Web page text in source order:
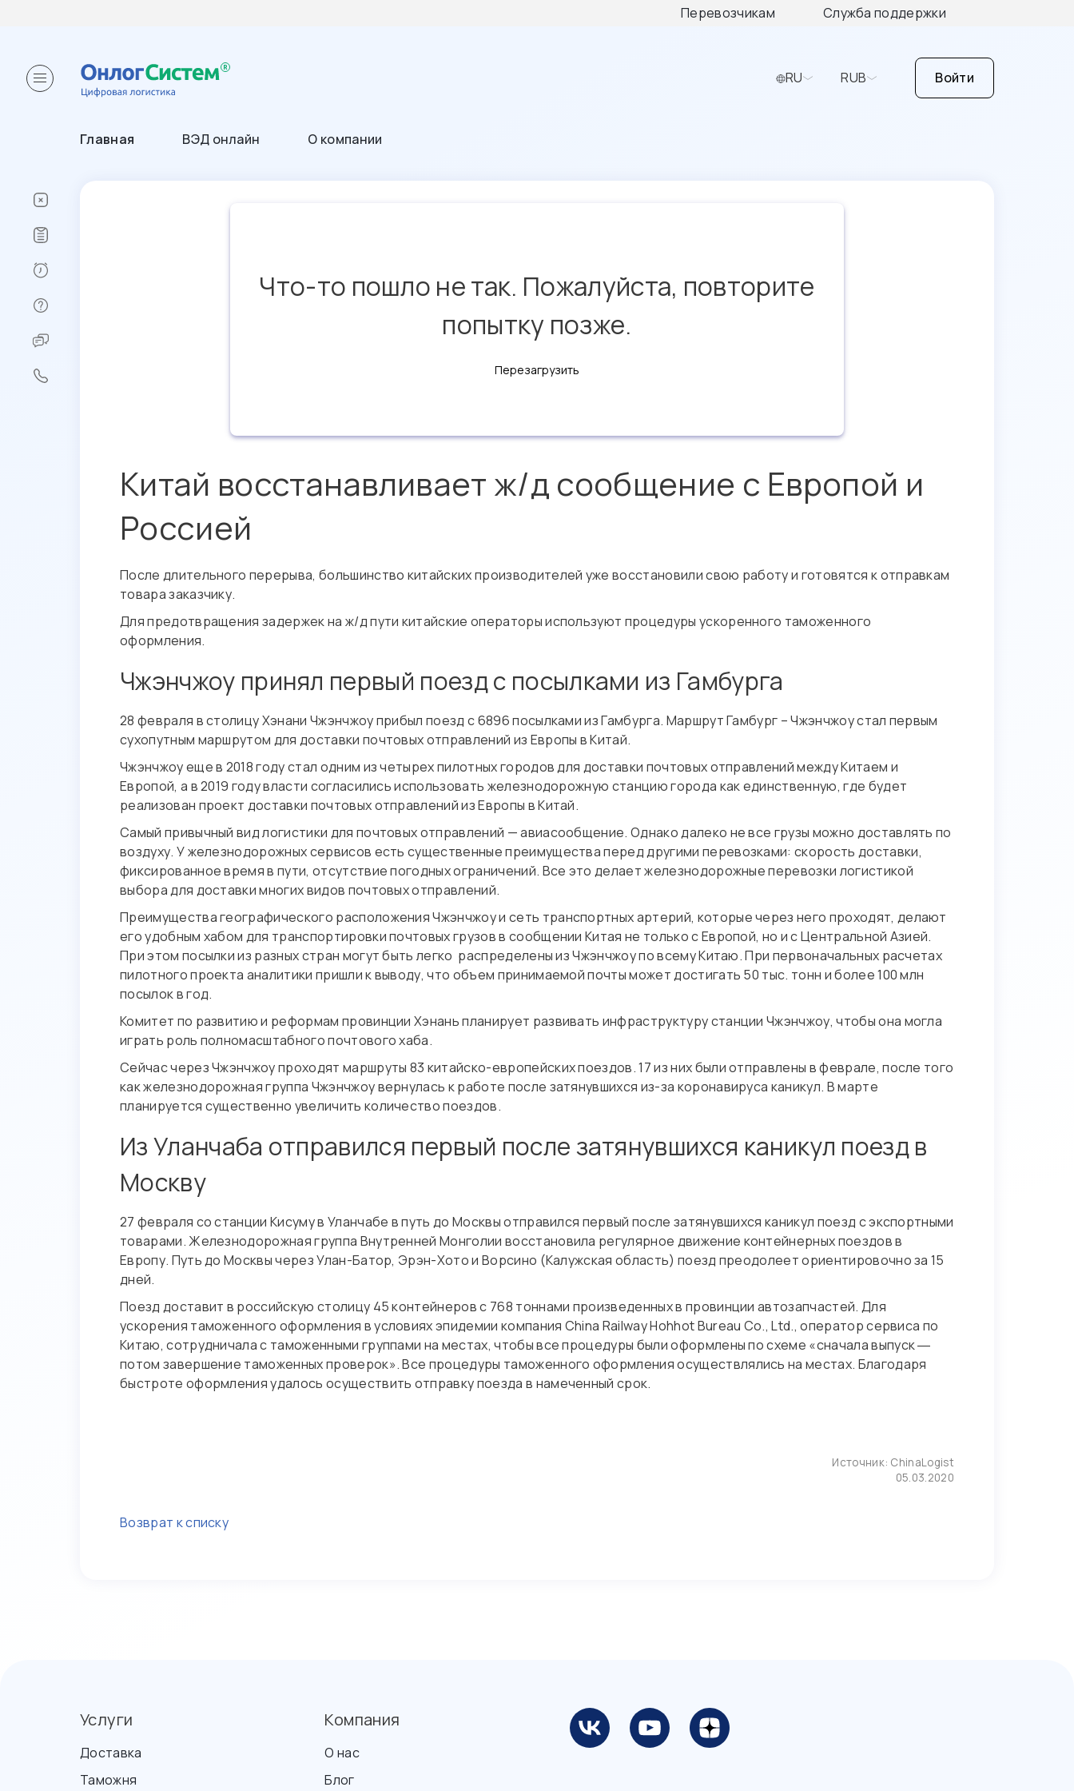
Перевозчикам Служба поддержки
RU RUB Войти
Главная ВЭД онлайн О компании
Что-то пошло не так. Пожалуйста, повторите
попытку позже.
Перезагрузить
Китай восстанавливает ж/д сообщение с Европой и
Россией
После длительного перерыва, большинство китайских производителей уже восстановили свою работу и готовятся к отправкам
товара заказчику.
Для предотвращения задержек на ж/д пути китайские операторы используют процедуры ускоренного таможенного
оформления.
Чжэнчжоу принял первый поезд с посылками из Гамбурга
28 февраля в столицу Хэнани Чжэнчжоу прибыл поезд с 6896 посылками из Гамбурга. Маршрут Гамбург – Чжэнчжоу стал первым
сухопутным маршрутом для доставки почтовых отправлений из Европы в Китай.
Чжэнчжоу еще в 2018 году стал одним из четырех пилотных городов для доставки почтовых отправлений между Китаем и
Европой, а в 2019 году власти согласились использовать железнодорожную станцию города как единственную, где будет
реализован проект доставки почтовых отправлений из Европы в Китай.
Самый привычный вид логистики для почтовых отправлений — авиасообщение. Однако далеко не все грузы можно доставлять по
воздуху. У железнодорожных сервисов есть существенные преимущества перед другими перевозками: скорость доставки,
фиксированное время в пути, отсутствие погодных ограничений. Все это делает железнодорожные перевозки логистикой
выбора для доставки многих видов почтовых отправлений.
Преимущества географического расположения Чжэнчжоу и сеть транспортных артерий, которые через него проходят, делают
его удобным хабом для транспортировки почтовых грузов в сообщении Китая не только с Европой, но и с Центральной Азией.
При этом посылки из разных стран могут быть легко распределены из Чжэнчжоу по всему Китаю. При первоначальных расчетах
пилотного проекта аналитики пришли к выводу, что объем принимаемой почты может достигать 50 тыс. тонн и более 100 млн
посылок в год.
Комитет по развитию и реформам провинции Хэнань планирует развивать инфраструктуру станции Чжэнчжоу, чтобы она могла
играть роль полномасштабного почтового хаба.
Сейчас через Чжэнчжоу проходят маршруты 83 китайско-европейских поездов. 17 из них были отправлены в феврале, после того
как железнодорожная группа Чжэнчжоу вернулась к работе после затянувшихся из-за коронавируса каникул. В марте
планируется существенно увеличить количество поездов.
Из Уланчаба отправился первый после затянувшихся каникул поезд в
Москву
27 февраля со станции Кисуму в Уланчабе в путь до Москвы отправился первый после затянувшихся каникул поезд с экспортными
товарами. Железнодорожная группа Внутренней Монголии восстановила регулярное движение контейнерных поездов в
Европу. Путь до Москвы через Улан-Батор, Эрэн-Хото и Ворсино (Калужская область) поезд преодолеет ориентировочно за 15
дней.
Поезд доставит в российскую столицу 45 контейнеров с 768 тоннами произведенных в провинции автозапчастей. Для
ускорения таможенного оформления в условиях эпидемии компания China Railway Hohhot Bureau Co., Ltd., оператор сервиса по
Китаю, сотрудничала с таможенными группами на местах, чтобы все процедуры были оформлены по схеме «сначала выпуск ―
потом завершение таможенных проверок». Все процедуры таможенного оформления осуществлялись на местах. Благодаря
быстроте оформления удалось осуществить отправку поезда в намеченный срок.
Источник: ChinaLogist
05.03.2020
Возврат к списку
Услуги
Доставка
Таможня
Компания
О нас
Блог